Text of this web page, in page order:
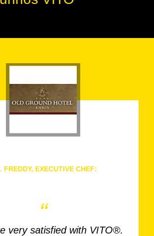
FREDDY, EXECUTIVE CHEF:
“
very satisfied with VITO®.